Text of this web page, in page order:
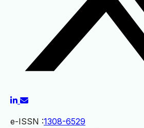
e-ISSN :1308-6529